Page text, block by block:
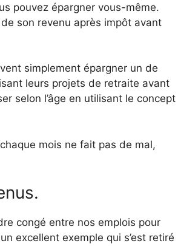
pouvez épargner vous-même.
son revenu après impôt avant
simplement épargner un de
leurs projets de retraite avant
selon l’âge en utilisant le concept
mois ne fait pas de mal,
congé entre nos emplois pour
excellent exemple qui s’est retiré